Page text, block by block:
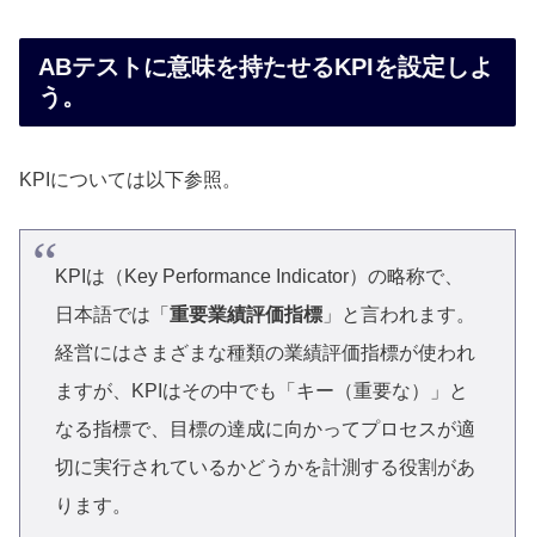
ABテストに意味を持たせるKPIを設定しよ
う。
KPIについては以下参照。
KPIは（Key Performance Indicator）の略称で、
日本語では「 重要業績評価指標」と言われます。
経営にはさまざまな種類の業績評価指標が使われ
ますが、KPIはその中でも「キー（重要な）」と
なる指標で、目標の達成に向かってプロセスが適
切に実行されているかどうかを計測する役割があ
ります。